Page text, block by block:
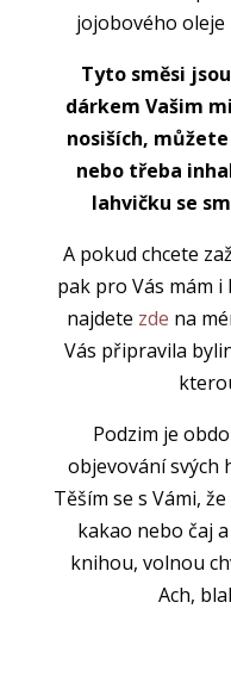
jojobového
Tyto směsi
dárkem Vašim
nosiších,
nebo třeba
lahvičku se
A pokud chcete
pak pro Vás mám
najdete zde na
Vás připravila
Podzim je
objevování svých
Těším se s Vámi,
kakao nebo čaj
knihou, volnou
Ach,